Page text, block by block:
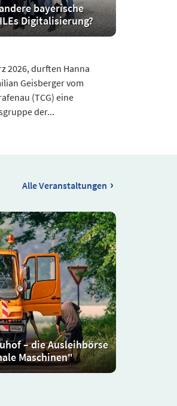
bayerische
Digitalisierung?
2026, durften Hanna
Geisberger vom
(TCG) eine
der...
Alle Veranstaltungen ›
– die Ausleihbörse
Maschinen"